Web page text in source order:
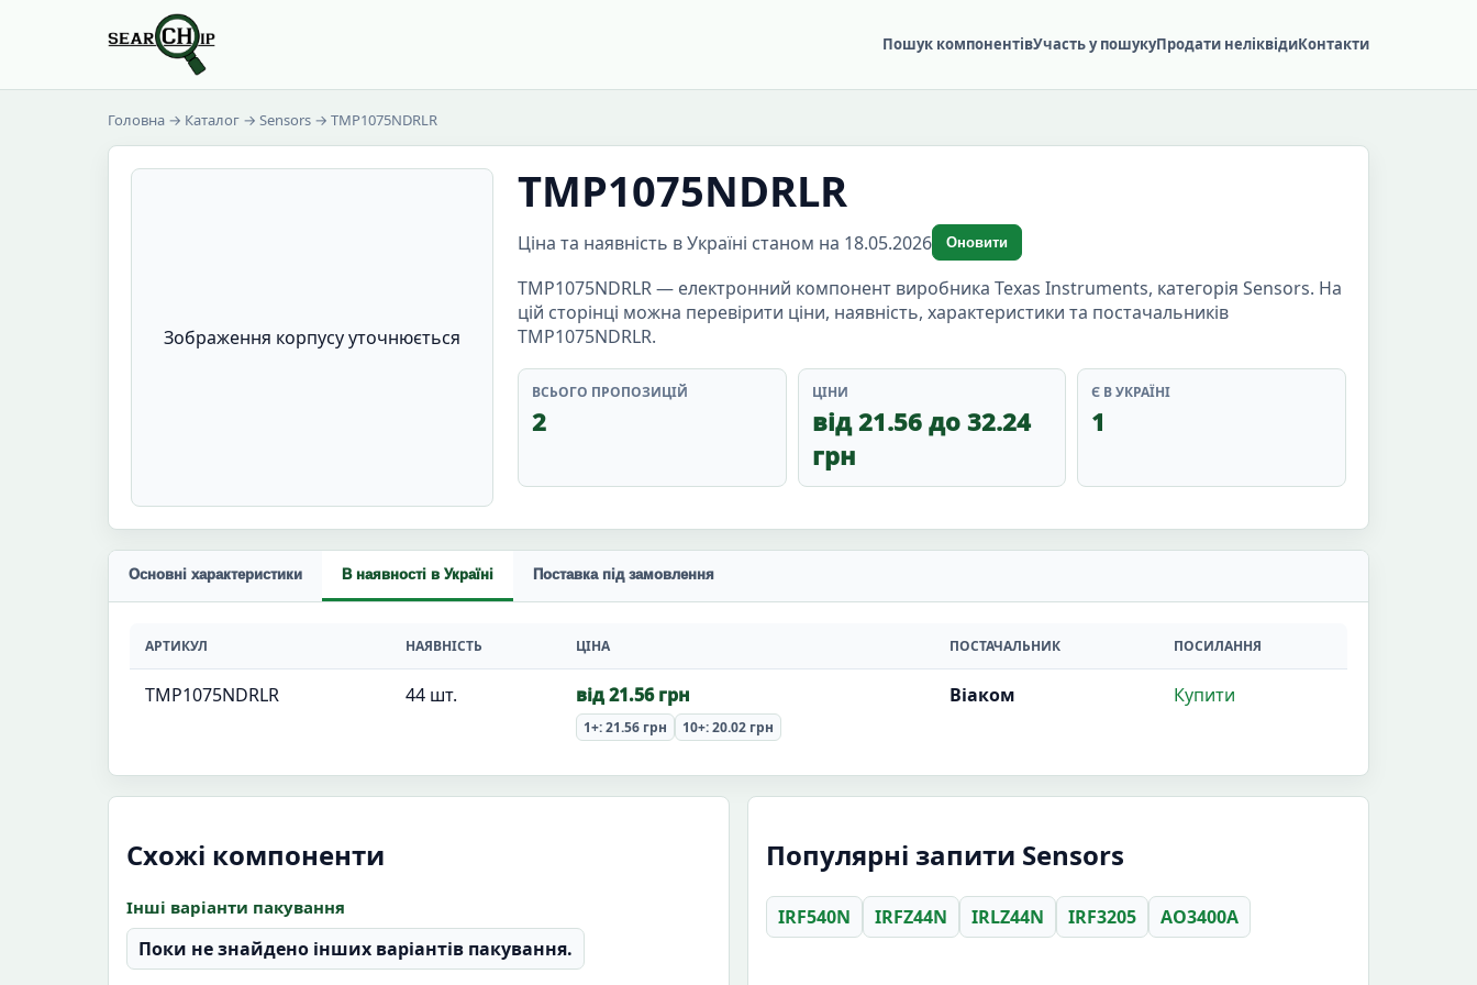
Пошук компонентівУчасть у пошукуПродати неліквідиКонтакти
Головна → Каталог → Sensors → TMP1075NDRLR
Зображення корпусу уточнюється
TMP1075NDRLR
Ціна та наявність в Україні станом на 18.05.2026 Оновити
TMP1075NDRLR — електронний компонент виробника Texas Instruments, категорія Sensors. На
цій сторінці можна перевірити ціни, наявність, характеристики та постачальників
TMP1075NDRLR.
ВСЬОГО ПРОПОЗИЦІЙ
2
ЦІНИ
від 21.56 до 32.24
грн
Є В УКРАЇНІ
1
Основні характеристики В наявності в Україні Поставка під замовлення
АРТИКУЛ НАЯВНІСТЬ ЦІНА ПОСТАЧАЛЬНИК ПОСИЛАННЯ
TMP1075NDRLR 44 шт. від 21.56 грн
1+: 21.56 грн 10+: 20.02 грн
Віаком Купити
Схожі компоненти
Інші варіанти пакування
Поки не знайдено інших варіантів пакування.
Популярні запити Sensors
IRF540N IRFZ44N IRLZ44N IRF3205 AO3400A